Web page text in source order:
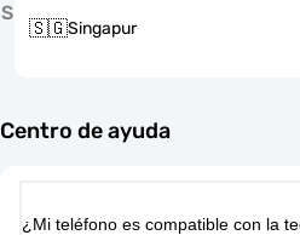
S
🇸🇬Singapur
Centro de ayuda
¿Mi teléfono es compatible con la